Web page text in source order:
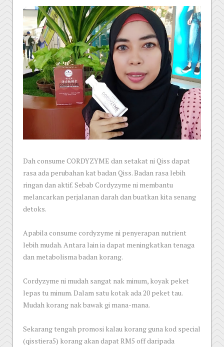
Dah consume CORDYZYME dan setakat ni Qiss dapat
rasa ada perubahan kat badan Qiss. Badan rasa lebih
ringan dan aktif. Sebab Cordyzyme ni membantu
melancarkan perjalanan darah dan buatkan kita senang
detoks.
Apabila consume cordyzyme ni penyerapan nutrient
lebih mudah. Antara lain ia dapat meningkatkan tenaga
dan metabolisma badan korang.
Cordyzyme ni mudah sangat nak minum, koyak peket
lepas tu minum. Dalam satu kotak ada 20 peket tau.
Mudah korang nak bawak gi mana-mana.
Sekarang tengah promosi kalau korang guna kod special
(qisstiera5) korang akan dapat RM5 off daripada